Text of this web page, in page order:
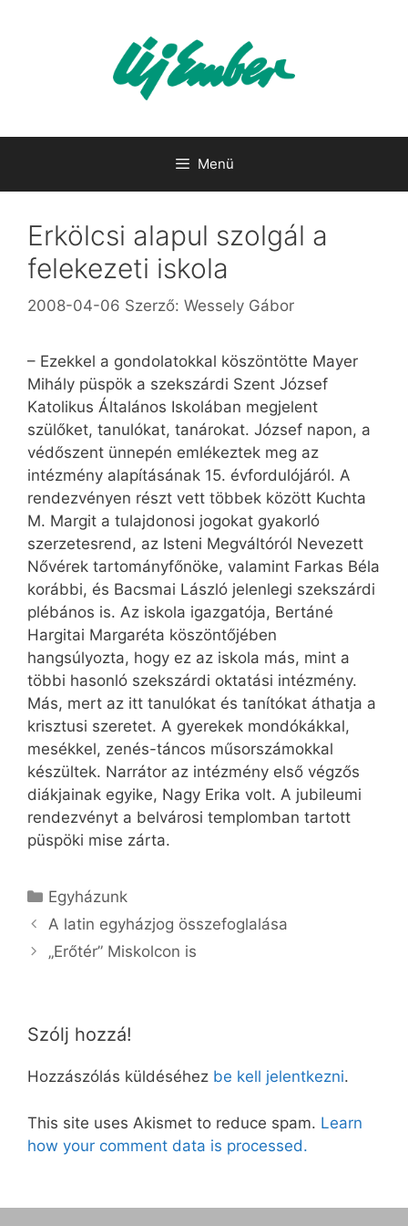
Menü
Erkölcsi alapul szolgál a
felekezeti iskola
2008-04-06 Szerző: Wessely Gábor
– Ezekkel a gondolatokkal köszöntötte Mayer
Mihály püspök a szekszárdi Szent József
Katolikus Általános Iskolában megjelent
szülőket, tanulókat, tanárokat. József napon, a
védőszent ünnepén emlékeztek meg az
intézmény alapításának 15. évfordulójáról. A
rendezvényen részt vett többek között Kuchta
M. Margit a tulajdonosi jogokat gyakorló
szerzetesrend, az Isteni Megváltóról Nevezett
Nővérek tartományfőnöke, valamint Farkas Béla
korábbi, és Bacsmai László jelenlegi szekszárdi
plébános is. Az iskola igazgatója, Bertáné
Hargitai Margaréta köszöntőjében
hangsúlyozta, hogy ez az iskola más, mint a
többi hasonló szekszárdi oktatási intézmény.
Más, mert az itt tanulókat és tanítókat áthatja a
krisztusi szeretet. A gyerekek mondókákkal,
mesékkel, zenés-táncos műsorszámokkal
készültek. Narrátor az intézmény első végzős
diákjainak egyike, Nagy Erika volt. A jubileumi
rendezvényt a belvárosi templomban tartott
püspöki mise zárta.
Kategória
Egyházunk
A latin egyházjog összefoglalása
„Erőtér” Miskolcon is
Szólj hozzá!
Hozzászólás küldéséhez be kell jelentkezni.
This site uses Akismet to reduce spam. Learn
how your comment data is processed.